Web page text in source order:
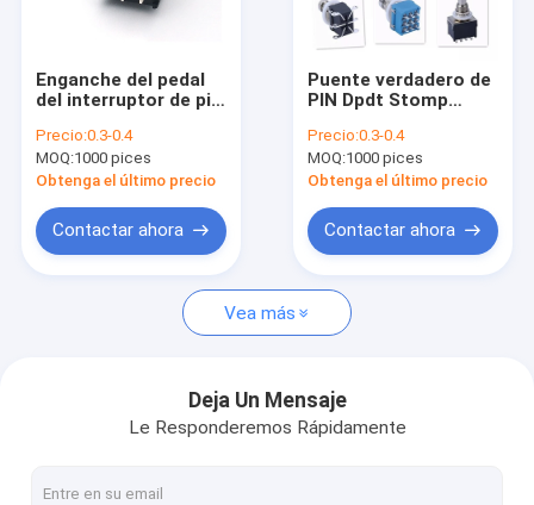
Potenciómetros del condensador de ajuste
Interruptor rotatorio del codificador
Interruptor deslizante eléctrico
Enganche del pedal
del interruptor de pie
guitarra DPDT 4 Pin
Toggle For Guitar
Effect
Precio:0.3-0.4
MOQ:1000 pices
Obtenga el último precio
Contactar ahora
Puente verdadero de
PIN Dpdt Stomp
interruptor de pie de
la guitarra 3PDT 9
Precio:0.3-0.4
MOQ:1000 pices
Obtenga el último precio
Contactar ahora
Vea más
Deja Un Mensaje
Le Responderemos Rápidamente